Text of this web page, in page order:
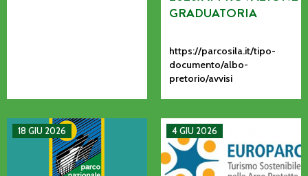
GRADUATORIA
https://parcosila.it/tipo-
documento/albo-
pretorio/avvisi
18 GIU 2026
MANIFESTAZIONE DI INTERESSE PER L’AFFIDAMENTO
4 GIU 2026
La CETS come processo